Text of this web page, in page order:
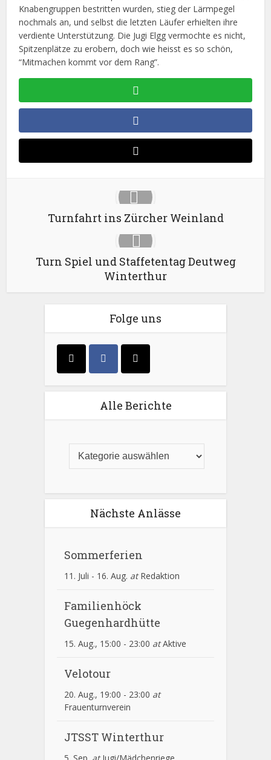
Knabengruppen bestritten wurden, stieg der Lärmpegel
nochmals an, und selbst die letzten Läufer erhielten ihre
verdiente Unterstützung. Die Jugi Elgg vermochte es nicht,
Spitzenplätze zu erobern, doch wie heisst es so schön,
“Mitmachen kommt vor dem Rang”.
Turnfahrt ins Zürcher Weinland
Turn Spiel und Staffetentag Deutweg
Winterthur
Folge uns
Alle Berichte
Nächste Anlässe
Sommerferien
11. Juli - 16. Aug. atRedaktion
Familienhöck
Guegenhardhütte
15. Aug., 15:00 - 23:00 atAktive
Velotour
20. Aug., 19:00 - 23:00 at
Frauenturnverein
JTSST Winterthur